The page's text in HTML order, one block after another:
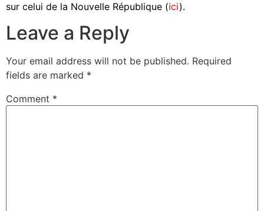
sur celui de la Nouvelle République (ici).
Leave a Reply
Your email address will not be published. Required
fields are marked *
Comment *